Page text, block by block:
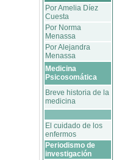
Por Amelia Díez
Cuesta
Por Norma
Menassa
Por Alejandra
Menassa
Medicina
Psicosomática
Breve historia de la
medicina
El cuidado de los
enfermos
Periodismo de
investigación